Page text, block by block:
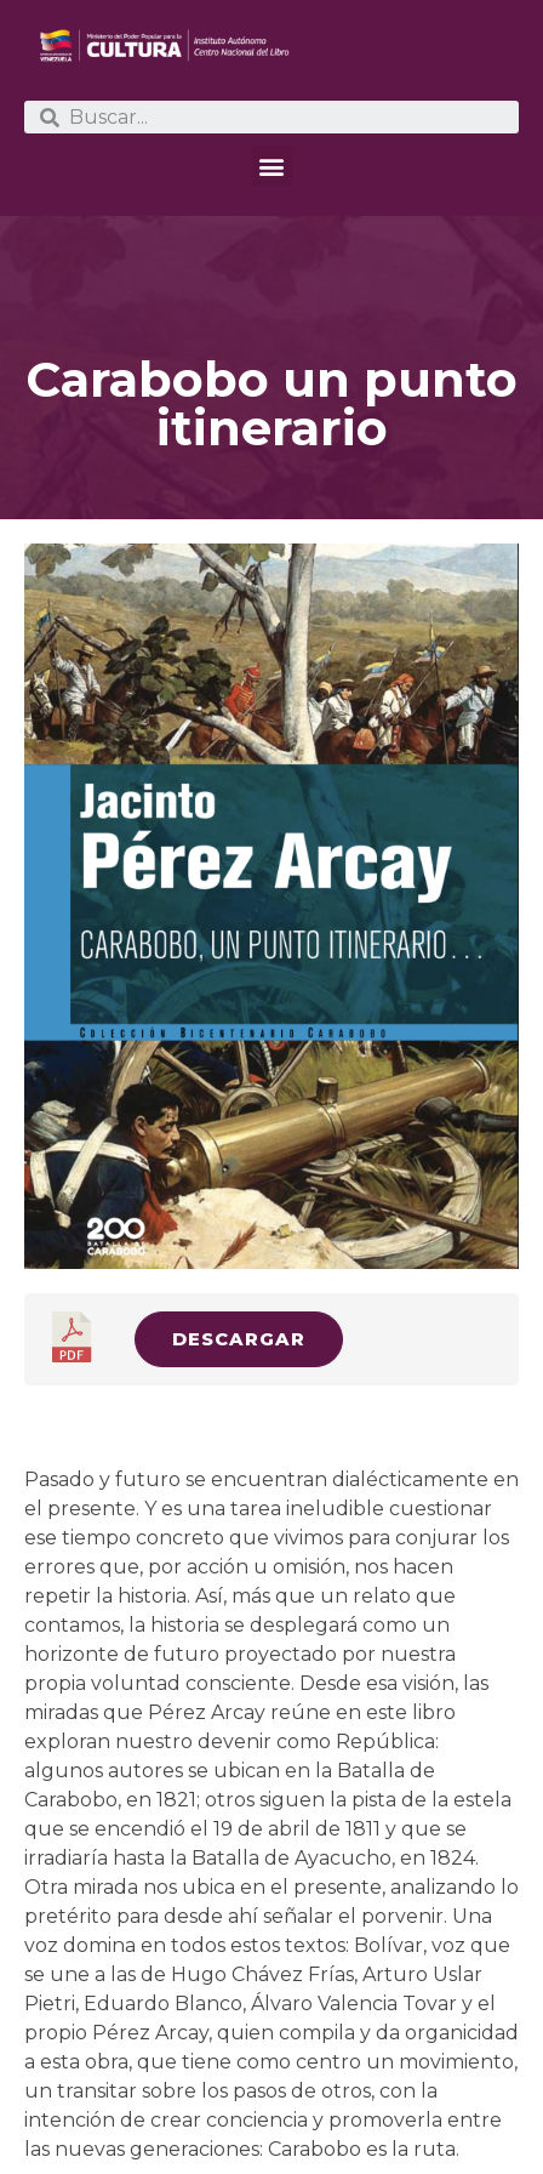
Carabobo un punto
itinerario
DESCARGAR
Pasado y futuro se encuentran dialécticamente en
el presente. Y es una tarea ineludible cuestionar
ese tiempo concreto que vivimos para conjurar los
errores que, por acción u omisión, nos hacen
repetir la historia. Así, más que un relato que
contamos, la historia se desplegará como un
horizonte de futuro proyectado por nuestra
propia voluntad consciente. Desde esa visión, las
miradas que Pérez Arcay reúne en este libro
exploran nuestro devenir como República:
algunos autores se ubican en la Batalla de
Carabobo, en 1821; otros siguen la pista de la estela
que se encendió el 19 de abril de 1811 y que se
irradiaría hasta la Batalla de Ayacucho, en 1824.
Otra mirada nos ubica en el presente, analizando lo
pretérito para desde ahí señalar el porvenir. Una
voz domina en todos estos textos: Bolívar, voz que
se une a las de Hugo Chávez Frías, Arturo Uslar
Pietri, Eduardo Blanco, Álvaro Valencia Tovar y el
propio Pérez Arcay, quien compila y da organicidad
a esta obra, que tiene como centro un movimiento,
un transitar sobre los pasos de otros, con la
intención de crear conciencia y promoverla entre
las nuevas generaciones: Carabobo es la ruta.